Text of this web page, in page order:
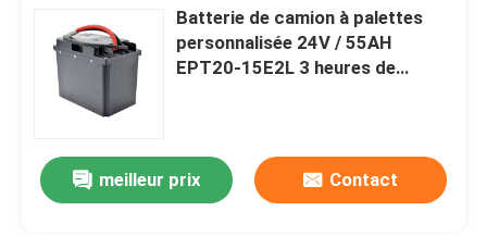
Batterie de camion à palettes
personnalisée 24V / 55AH
EPT20-15E2L 3 heures de
meilleur prix Contact